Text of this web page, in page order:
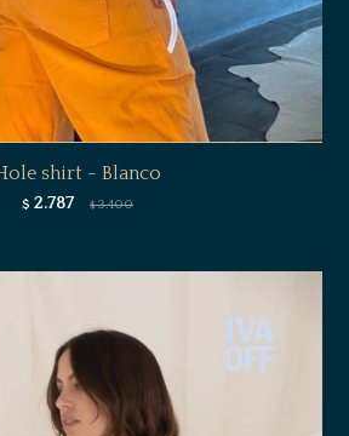
shirt - Blanco
$ 2.787 $ 3.400